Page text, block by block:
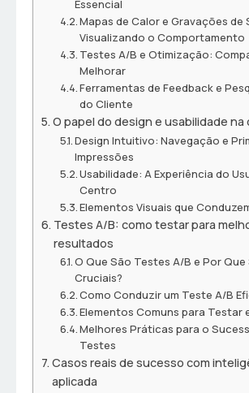
Essencial
Mapas de Calor e Gravações de
Visualizando o Comportamento
Testes A/B e Otimização:
Melhorar
Ferramentas de Feedback e
do Cliente
O papel do design e usabilidade na
Design Intuitivo: Navegação e
Impressões
Usabilidade: A Experiência do
Centro
Elementos Visuais que
Testes A/B: como testar para
resultados
O Que São Testes A/B e Por Que
Cruciais?
Como Conduzir um Teste A/B
Elementos Comuns para Testar
Melhores Práticas para o
Testes
Casos reais de sucesso com
aplicada